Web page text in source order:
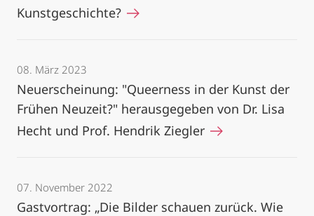
Kunstgeschichte?
08. März 2023
Neuerscheinung: "Queerness in der Kunst der
Frühen Neuzeit?" herausgegeben von Dr. Lisa
Hecht und Prof. Hendrik Ziegler
07. November 2022
Gastvortrag: „Die Bilder schauen zurück. Wie